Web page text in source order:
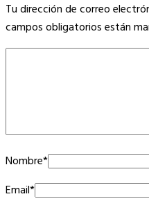
Tu dirección de correo
campos obligatorios están
Nombre*
Email*